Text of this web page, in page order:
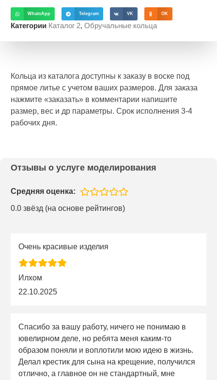
WhatsApp Telegram VK OK
Категории Каталог 2,Обручальные кольца
Кольца из каталога доступны к заказу в воске под
прямое литье с учетом ваших размеров. Для заказа
нажмите «заказать» в комментарии напишите
размер, вес и др параметры. Срок исполнения 3-4
рабочих дня.
Отзывы о услуге моделирования
Средняя оценка:
0.0 звёзд (на основе рейтингов)
Очень красивые изделия
Илхом
22.10.2025
Спасибо за вашу работу, ничего не понимаю в
ювелирном деле, но ребята меня каким-то
образом поняли и воплотили мою идею в жизнь.
Делал крестик для сына на крещение, получился
отлично, а главное он не стандартный, мне